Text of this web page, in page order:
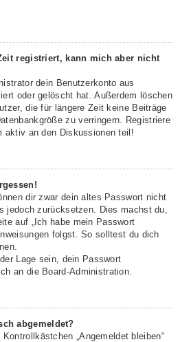
registriert, kann mich aber nicht
dein Benutzerkonto aus
oder gelöscht hat. Außerdem löschen
die für längere Zeit keine Beiträge
zu verringern. Registriere
aktiv an den Diskussionen teil!
dir zwar dein altes Passwort nicht
jedoch zurücksetzen. Dies machst du,
auf „Ich habe mein Passwort
folgst. So solltest du dich
Lage sein, dein Passwort
an die Board-Administration.
abgemeldet?
„Angemeldet bleiben“